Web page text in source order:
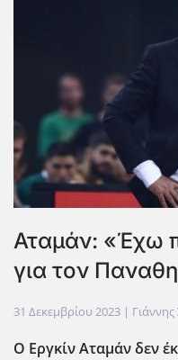
Αταμάν: «Έχω
για τον
31 Δεκεμβρίου 2023 | Γιάννης
Ο Εργκίν Αταμάν δεν